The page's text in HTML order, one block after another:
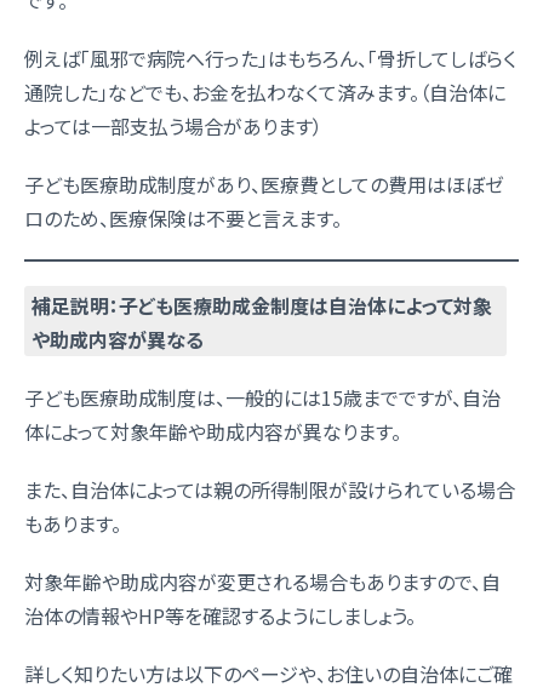
例えば「風邪で病院へ行った」はもちろん、「骨折してしばらく
通院した」などでも、お金を払わなくて済みます。（自治体に
よっては一部支払う場合があります）
子ども医療助成制度があり、医療費としての費用はほぼゼ
ロのため、医療保険は不要と言えます。
補足説明：子ども医療助成金制度は自治体によって対象
や助成内容が異なる
子ども医療助成制度は、一般的には15歳までですが、自治
体によって対象年齢や助成内容が異なります。
また、自治体によっては親の所得制限が設けられている場合
もあります。
対象年齢や助成内容が変更される場合もありますので、自
治体の情報やHP等を確認するようにしましょう。
詳しく知りたい方は以下のページや、お住いの自治体にご確